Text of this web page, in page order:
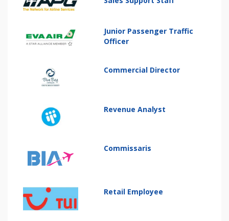
Junior Passenger Traffic
Officer
Commercial Director
Revenue Analyst
Commissaris
Retail Employee